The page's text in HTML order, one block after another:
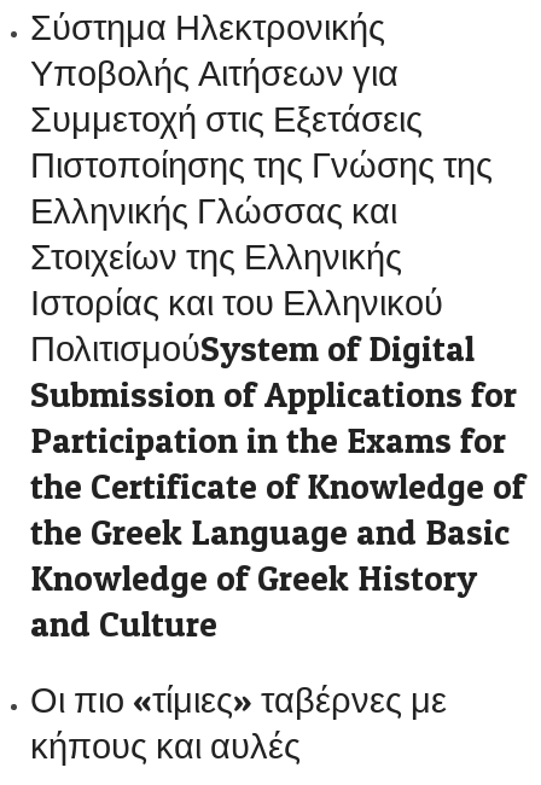
Σύστημα Ηλεκτρονικής
Υποβολής Αιτήσεων για
Συμμετοχή στις Εξετάσεις
Πιστοποίησης της Γνώσης της
Ελληνικής Γλώσσας και
Στοιχείων της Ελληνικής
Ιστορίας και του Ελληνικού
ΠολιτισμούSystem of Digital
Submission of Applications for
Participation in the Exams for
the Certificate of Knowledge of
the Greek Language and Basic
Knowledge of Greek History
and Culture
Οι πιο «τίμιες» ταβέρνες με
κήπους και αυλές